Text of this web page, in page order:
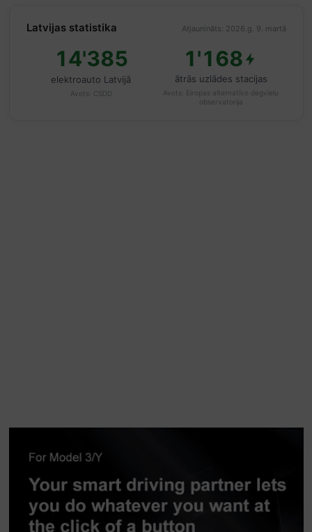
Latvijas statistika Atjaunināts: 2026.g. 9. martā
14'385
elektroauto Latvijā
Avots: CSDD
1'168
ātrās uzlādes stacijas
Avots: Eiropas alternatīvo degvielu
observatorija